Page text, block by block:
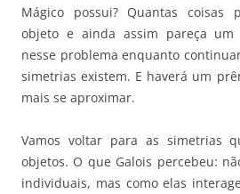
Mágico possui? Quantas coisas
objeto e ainda assim pareça um
nesse problema enquanto
simetrias existem. E haverá um
mais se aproximar.
Vamos voltar para as simetrias
objetos. O que Galois percebeu:
individuais, mas como elas